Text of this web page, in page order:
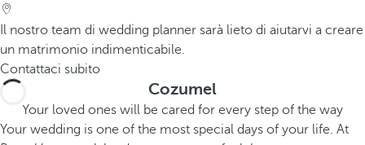
Il nostro team di wedding planner sarà lieto di aiutarvi a creare
un matrimonio indimenticabile.
Contattaci subito
Cozumel
Your loved ones will be cared for every step of the way
Your wedding is one of the most special days of your life. At